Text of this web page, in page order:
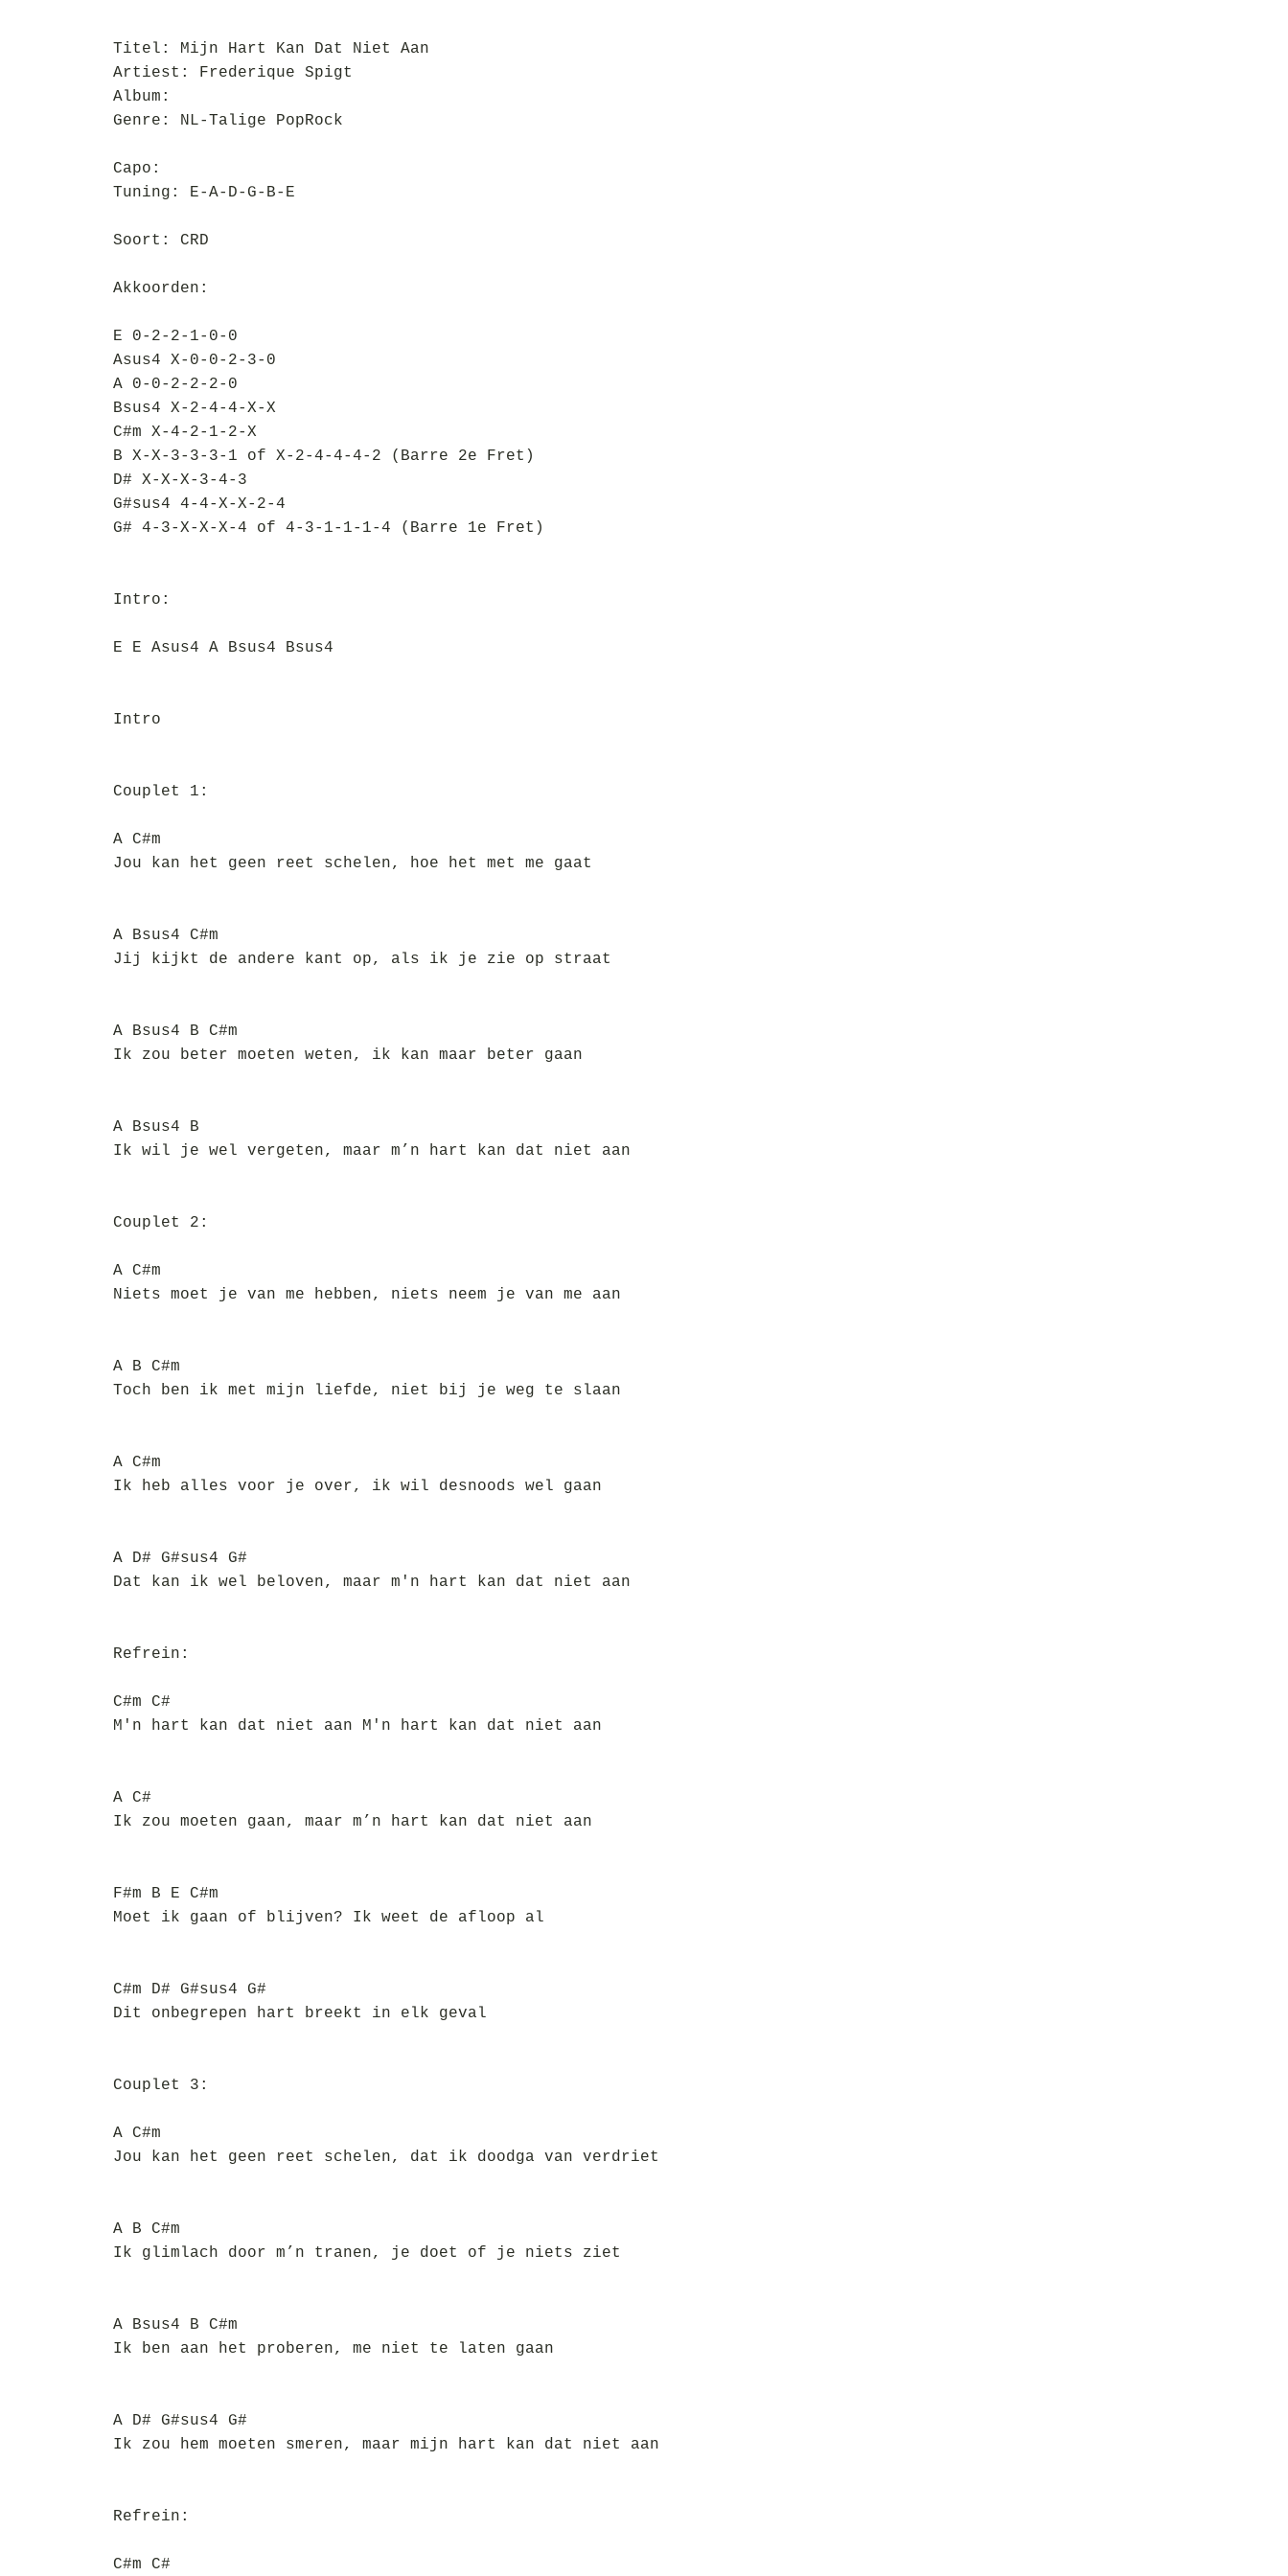
Titel: Mijn Hart Kan Dat Niet Aan
Artiest: Frederique Spigt
Album:
Genre: NL-Talige PopRock
Capo:
Tuning: E-A-D-G-B-E
Soort: CRD
Akkoorden:
E 0-2-2-1-0-0
Asus4 X-0-0-2-3-0
A 0-0-2-2-2-0
Bsus4 X-2-4-4-X-X
C#m X-4-2-1-2-X
B X-X-3-3-3-1 of X-2-4-4-4-2 (Barre 2e Fret)
D# X-X-X-3-4-3
G#sus4 4-4-X-X-2-4
G# 4-3-X-X-X-4 of 4-3-1-1-1-4 (Barre 1e Fret)
Intro:
E E Asus4 A Bsus4 Bsus4
Intro
Couplet 1:
A C#m
Jou kan het geen reet schelen, hoe het met me gaat
A Bsus4 C#m
Jij kijkt de andere kant op, als ik je zie op straat
A Bsus4 B C#m
Ik zou beter moeten weten, ik kan maar beter gaan
A Bsus4 B
Ik wil je wel vergeten, maar m’n hart kan dat niet aan
Couplet 2:
A C#m
Niets moet je van me hebben, niets neem je van me aan
A B C#m
Toch ben ik met mijn liefde, niet bij je weg te slaan
A C#m
Ik heb alles voor je over, ik wil desnoods wel gaan
A D# G#sus4 G#
Dat kan ik wel beloven, maar m'n hart kan dat niet aan
Refrein:
C#m C#
M'n hart kan dat niet aan M'n hart kan dat niet aan
A C#
Ik zou moeten gaan, maar m’n hart kan dat niet aan
F#m B E C#m
Moet ik gaan of blijven? Ik weet de afloop al
C#m D# G#sus4 G#
Dit onbegrepen hart breekt in elk geval
Couplet 3:
A C#m
Jou kan het geen reet schelen, dat ik doodga van verdriet
A B C#m
Ik glimlach door m’n tranen, je doet of je niets ziet
A Bsus4 B C#m
Ik ben aan het proberen, me niet te laten gaan
A D# G#sus4 G#
Ik zou hem moeten smeren, maar mijn hart kan dat niet aan
Refrein:
C#m C#